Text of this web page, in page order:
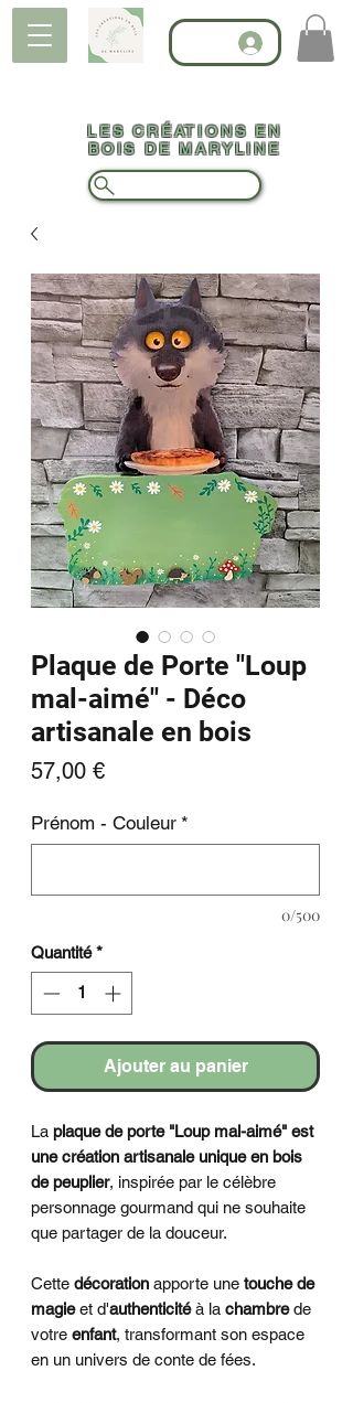
LES CRÉATIONS EN
BOIS DE MARYLINE
Plaque de Porte "Loup
mal-aimé" - Déco
artisanale en bois
57,00 €Prix
Prénom - Couleur *
0/500
Quantité *
Ajouter au panier
La plaque de porte "Loup mal-aimé" est
une création artisanale unique en bois
de peuplier, inspirée par le célèbre
personnage gourmand qui ne souhaite
que partager de la douceur.
Cette décoration apporte une touche de
magieet d'authenticitéà la chambrede
votre enfant, transformant son espace
en un univers de conte de fées.